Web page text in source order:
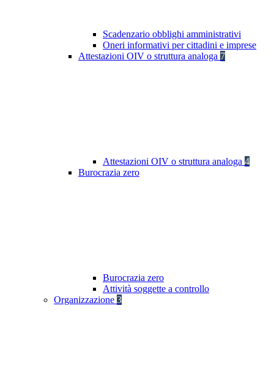
Scadenzario obblighi amministrativi
Oneri informativi per cittadini e imprese
Attestazioni OIV o struttura analoga 7
Attestazioni OIV o struttura analoga 4
Burocrazia zero
Burocrazia zero
Attività soggette a controllo
Organizzazione 3